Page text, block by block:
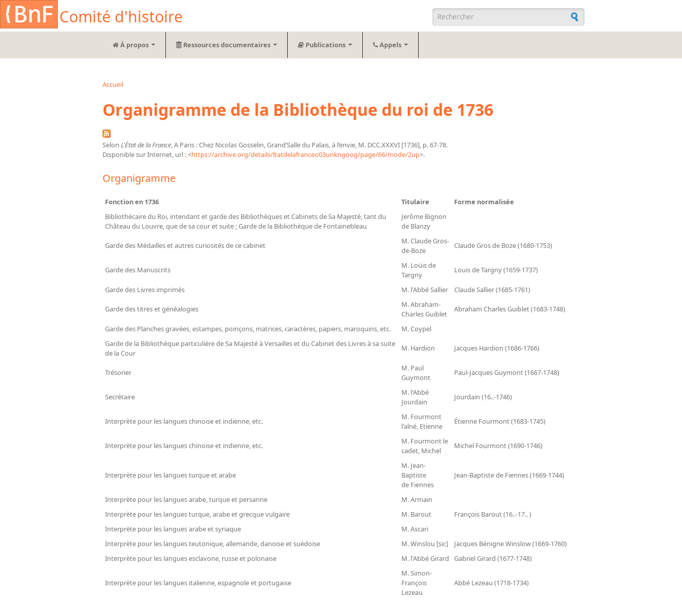
Aller au contenu principal
Comité d'histoire Formulaire de recherche
À propos Ressources documentaires Publications Appels
Accueil
Organigramme de la Bibliothèque du roi de 1736
Selon L'État de la France, A Paris : Chez Nicolas Gosselin, Grand’Salle du Palais, à l’envie, M. DCC.XXXVI [1736], p. 67-78.
Disponible sur Internet, url : <https://archive.org/details/ltatdelafranceo03unkngoog/page/66/mode/2up>.
Organigramme
Fonction en 1736 Titulaire
Forme normalisée
Bibliothécaire du Roi, intendant et garde des Bibliothèques et Cabinets de Sa Majesté, tant du
Château du Louvre, que de sa cour et suite ; Garde de la Bibliothèque de Fontainebleau
Jerôme Bignon
de Blanzy
Garde des Médailles et autres curiosités de ce cabinet
M. Claude Gros-
de-Boze
Claude Gros de Boze (1680-1753)
Garde des Manuscrits
M. Loüis de
Targny
Louis de Targny (1659-1737)
Garde des Livres imprimés M. l'Abbé Sallier Claude Sallier (1685-1761)
Garde des titres et généalogies
M. Abraham-
CharlesGuiblet
Abraham Charles Guiblet (1683-1748)
Garde des Planches gravées, estampes, poinçons, matrices, caractères, papiers, maroquins, etc.
M. Coypel
Garde de la Bibliothèque particulière de Sa Majesté à Versailles et du Cabinet des Livres à sa suite
de la Cour
M. Hardion Jacques Hardion (1686-1766)
Trésorier
M. Paul
Guymont
Paul-Jacques Guymont (1667-1748)
Secrétaire
M. l'Abbé
Jourdain
Jourdain (16..-1746)
Interprète pour les langues chinoise et indienne, etc.
M. Fourmont
l'aîné, Etienne
Étienne Fourmont (1683-1745)
Interprète pour les langues chinoise et indienne, etc.
M. Fourmont le
cadet, Michel
Michel Fourmont (1690-1746)
Interprète pour les langues turque et arabe
M. Jean-
Baptiste
de Fiennes
Jean-Baptiste de Fiennes (1669-1744)
Interprète pour les langues arabe, turque et persanne
M. Armain
Interprète pour les langues turque, arabe et grecque vulgaire
M. Barout
François Barout (16..-17.. )
Interprète pour les langues arabe et syriaque
M. Ascari
Interprète pour les langues teutonique, allemande, danoise et suédoise
M. Winslou [sic]
Jacques Bénigne Winslow (1669-1760)
Interprète pour les langues esclavone, russe et polonaise
M. l'Abbé Girard Gabriel Girard (1677-1748)
Interprète pour les langues italienne, espagnole et portugaise
M. Simon-
François
Lezeau
Abbé Lezeau (1718-1734)
Cookies management panel